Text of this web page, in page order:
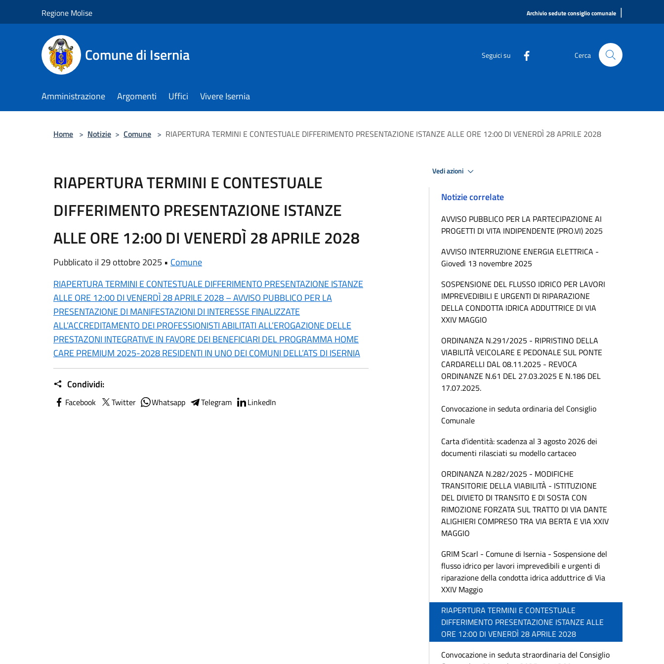
Regione Molise Archivio sedute consiglio comunale |
Comune di Isernia Seguici su Cerca
Amministrazione Argomenti Uffici Vivere Isernia
Home > Notizie > Comune > RIAPERTURA TERMINI E CONTESTUALE DIFFERIMENTO PRESENTAZIONE ISTANZE ALLE ORE 12:00 DI VENERDÌ 28 APRILE 2028
RIAPERTURA TERMINI E CONTESTUALE
DIFFERIMENTO PRESENTAZIONE ISTANZE
ALLE ORE 12:00 DI VENERDÌ 28 APRILE 2028
Pubblicato il 29 ottobre 2025 • Comune
RIAPERTURA TERMINI E CONTESTUALE DIFFERIMENTO PRESENTAZIONE ISTANZE
ALLE ORE 12:00 DI VENERDÌ 28 APRILE 2028 – AVVISO PUBBLICO PER LA
PRESENTAZIONE DI MANIFESTAZIONI DI INTERESSE FINALIZZATE
ALL’ACCREDITAMENTO DEI PROFESSIONISTI ABILITATI ALL’EROGAZIONE DELLE
PRESTAZONI INTEGRATIVE IN FAVORE DEI BENEFICIARI DEL PROGRAMMA HOME
CARE PREMIUM 2025-2028 RESIDENTI IN UNO DEI COMUNI DELL’ATS DI ISERNIA
Condividi:
Facebook Twitter Whatsapp Telegram LinkedIn
Vedi azioni
Notizie correlate
AVVISO PUBBLICO PER LA PARTECIPAZIONE AI
PROGETTI DI VITA INDIPENDENTE (PRO.VI) 2025
AVVISO INTERRUZIONE ENERGIA ELETTRICA -
Giovedì 13 novembre 2025
SOSPENSIONE DEL FLUSSO IDRICO PER LAVORI
IMPREVEDIBILI E URGENTI DI RIPARAZIONE
DELLA CONDOTTA IDRICA ADDUTTRICE DI VIA
XXIV MAGGIO
ORDINANZA N.291/2025 - RIPRISTINO DELLA
VIABILITÀ VEICOLARE E PEDONALE SUL PONTE
CARDARELLI DAL 08.11.2025 - REVOCA
ORDINANZE N.61 DEL 27.03.2025 E N.186 DEL
17.07.2025.
Convocazione in seduta ordinaria del Consiglio
Comunale
Carta d’identità: scadenza al 3 agosto 2026 dei
documenti rilasciati su modello cartaceo
ORDINANZA N.282/2025 - MODIFICHE
TRANSITORIE DELLA VIABILITÀ - ISTITUZIONE
DEL DIVIETO DI TRANSITO E DI SOSTA CON
RIMOZIONE FORZATA SUL TRATTO DI VIA DANTE
ALIGHIERI COMPRESO TRA VIA BERTA E VIA XXIV
MAGGIO
GRIM Scarl - Comune di Isernia - Sospensione del
flusso idrico per lavori imprevedibili e urgenti di
riparazione della condotta idrica adduttrice di Via
XXIV Maggio
RIAPERTURA TERMINI E CONTESTUALE
DIFFERIMENTO PRESENTAZIONE ISTANZE ALLE
ORE 12:00 DI VENERDÌ 28 APRILE 2028
Convocazione in seduta straordinaria del Consiglio